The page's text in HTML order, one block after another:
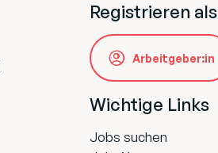
Registrieren als
Arbeitgeber:in
Wichtige Links
Jobs suchen